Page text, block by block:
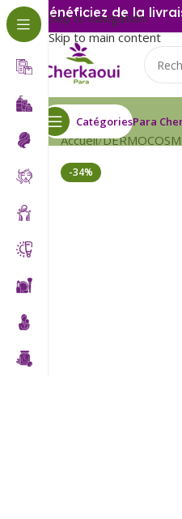
Skip to navigation
Skip to main content
Bénéficiez de la
CatégoriesPara
Accueil
-34%